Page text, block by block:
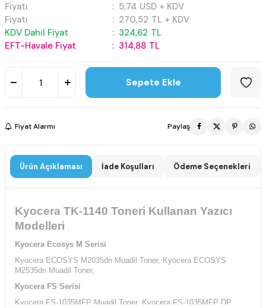
Fiyatı : 5,74 USD + KDV
Fiyatı
: 270,52 TL + KDV
KDV Dahil Fiyat
: 324,62 TL
EFT-Havale Fiyat
: 314,88 TL
Sepete Ekle
Fiyat Alarmı Paylaş
Ürün Açıklaması İade Koşulları Ödeme Seçenekleri
Kyocera TK-1140 Toneri Kullanan Yazıcı
Modelleri
Kyocera Ecosys M Serisi
Kyocera ECOSYS M2035dn Muadil Toner, Kyocera ECOSYS
M2535dn Muadil Toner,
Kyocera FS Serisi
Kyocera FS-1035MFP Muadil Toner, Kyocera FS-1035MFP DP